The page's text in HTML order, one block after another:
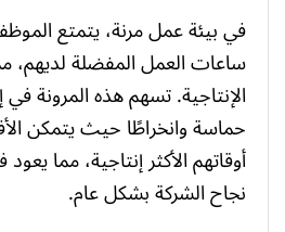
في بيئة عمل مرنة، يتمتع
ساعات العمل المفضلة لديهم،
الإنتاجية. تسهم هذه المرونة
حماسة وانخراطًا حيث يتمكن
أوقاتهم الأكثر إنتاجية، مما
نجاح الشركة بشكل عام.